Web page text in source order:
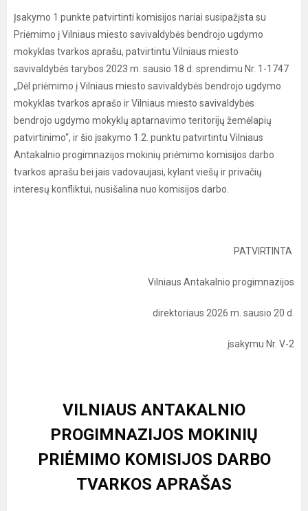
Įsakymo 1 punkte patvirtinti komisijos nariai susipažįsta su
Priėmimo į Vilniaus miesto savivaldybės bendrojo ugdymo
mokyklas tvarkos aprašu, patvirtintu Vilniaus miesto
savivaldybės tarybos 2023 m. sausio 18 d. sprendimu Nr. 1-1747
„Dėl priėmimo į Vilniaus miesto savivaldybės bendrojo ugdymo
mokyklas tvarkos aprašo ir Vilniaus miesto savivaldybės
bendrojo ugdymo mokyklų aptarnavimo teritorijų žemėlapių
patvirtinimo“, ir šio įsakymo 1.2. punktu patvirtintu Vilniaus
Antakalnio progimnazijos mokinių priėmimo komisijos darbo
tvarkos aprašu bei jais vadovaujasi, kylant viešų ir privačių
interesų konfliktui, nusišalina nuo komisijos darbo.
PATVIRTINTA
Vilniaus Antakalnio progimnazijos
direktoriaus 2026 m. sausio 20 d.
įsakymu Nr. V-2
VILNIAUS ANTAKALNIO
PROGIMNAZIJOS MOKINIŲ
PRIĖMIMO KOMISIJOS DARBO
TVARKOS APRAŠAS